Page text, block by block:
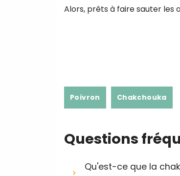
Alors, prêts à faire sauter les
Poivron Chakchouka
Questions
Qu'est-ce que la